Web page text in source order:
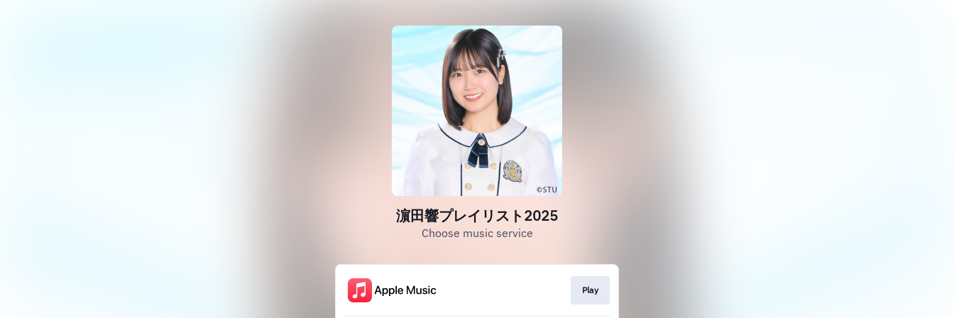
濵田響プレイリスト2025
Choose music service
Play